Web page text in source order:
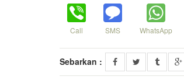
Call SMS WhatsApp
Sebarkan :